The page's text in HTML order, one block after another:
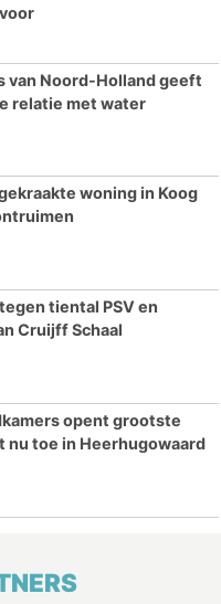
van Noord-Holland geeft
relatie met water
woning in Koog
tiental PSV en
Cruijff Schaal
opent grootste
nu toe in Heerhugowaard